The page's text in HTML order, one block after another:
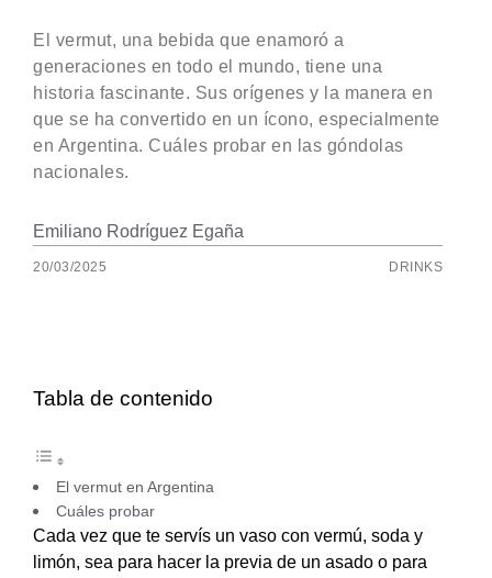
El vermut, una bebida que enamoró a
generaciones en todo el mundo, tiene una
historia fascinante. Sus orígenes y la manera en
que se ha convertido en un ícono, especialmente
en Argentina. Cuáles probar en las góndolas
nacionales.
Emiliano Rodríguez Egaña
20/03/2025 DRINKS
Tabla de contenido
El vermut en Argentina
Cuáles probar
Cada vez que te servís un vaso con vermú, soda y
limón, sea para hacer la previa de un asado o para